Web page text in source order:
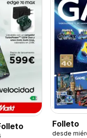
Folleto
desde